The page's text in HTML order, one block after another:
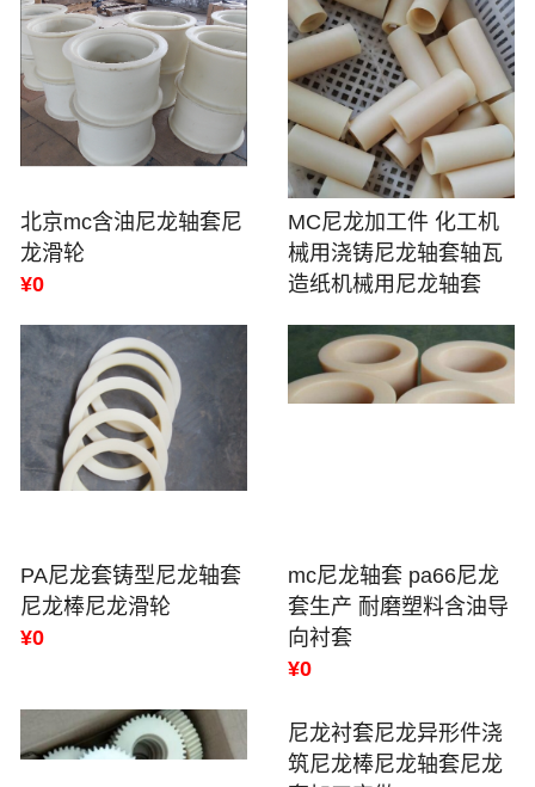
北京mc含油尼龙轴套尼
龙滑轮
¥0
MC尼龙加工件 化工机
械用浇铸尼龙轴套轴瓦
造纸机械用尼龙轴套
PA尼龙套铸型尼龙轴套
尼龙棒尼龙滑轮
¥0
mc尼龙轴套 pa66尼龙
套生产 耐磨塑料含油导
向衬套
¥0